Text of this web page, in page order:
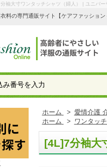
袖大寸ワンタッチシャツ（婦人） | ユニバ
料の専門通販サイト【ケアファッション
ホーム > 愛情介護
ホーム
> ワンタッ
[4L]7分袖大